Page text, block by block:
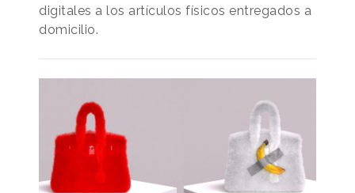
digitales a los artículos físicos entregados a
domicilio.